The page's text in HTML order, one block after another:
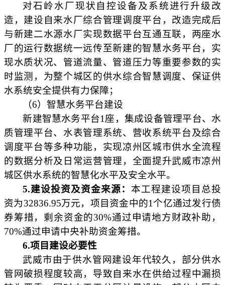
对石岭水厂现状自控设备及系统进行升级改
造，建设自来水厂综合管理调度平台，改造完成后
与新建二水源水厂实现数据平台互通互联，两座水
厂的运行数据统一远传至新建的智慧水务平台，实
现水质状况、管道流量、管道压力等重要参数的实
时监测，为整个城区的供水综合智慧调度、保证供
水系统安全提供有力保障；
（6）智慧水务平台建设
新建智慧水务平台1座，集成设备管理平台、水
质管理平台、水表管理系统、营收系统平台及综合
调度平台等多种功能，实现凉州区城市供水全流程
的数据分析及日常运营管理，全面提升武威市凉州
城区供水系统的智慧化水平及安全水平。
5.建设投资及资金来源：本工程建设项目总投
资为32836.95万元，项目资金中的1个亿通过发行债
券筹措，剩余资金的30%通过申请地方财政补助，
70%通过申请中央补助资金筹措。
6.项目建设必要性
武威市由于供水管网建设年代较久，部分供水
管网破损程度较高，导致自来水在供给过程中漏损